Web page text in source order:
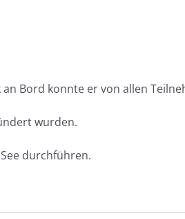
Bord konnte er von allen
wurden.
durchführen.